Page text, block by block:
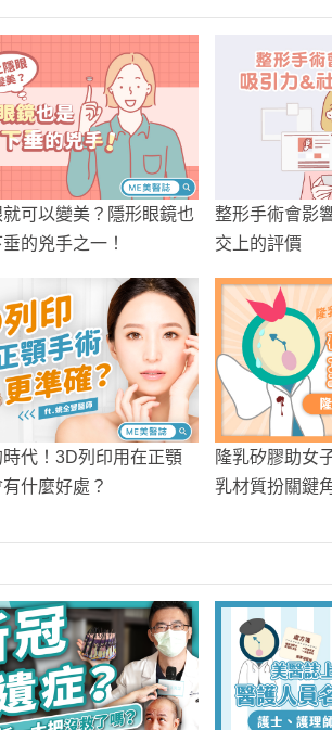
可以變美？隱形眼鏡也
的兇手之一！
整形手術會影
交上的評價
代！3D列印用在正顎
什麼好處？
隆乳矽膠助女
乳材質扮關鍵